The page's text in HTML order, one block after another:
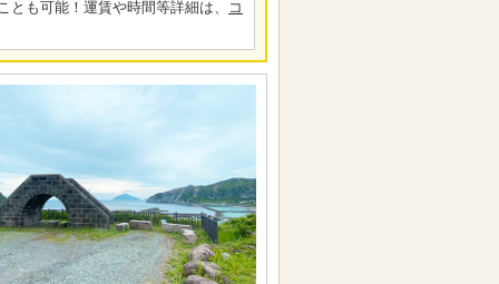
も可能！運賃や時間等詳細は、 コ